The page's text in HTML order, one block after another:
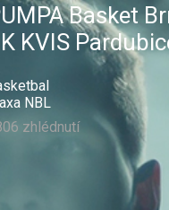
Basket
KVIS
NBL
zhlédnutí